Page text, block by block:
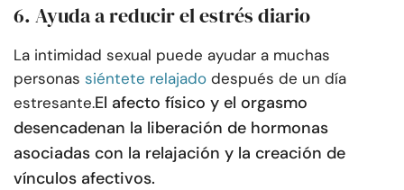
6. Ayuda a reducir el estrés diario
La intimidad sexual puede ayudar a muchas
personas siéntete relajado después de un día
estresante.El afecto físico y el orgasmo
desencadenan la liberación de hormonas
asociadas con la relajación y la creación de
vínculos afectivos.